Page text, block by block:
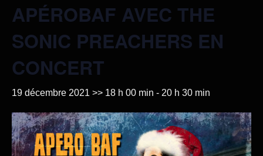
APÉROBAF AVEC THE
SONIC PREACHERS EN
CONCERT
19 décembre 2021 >> 18 h 00 min - 20 h 30 min